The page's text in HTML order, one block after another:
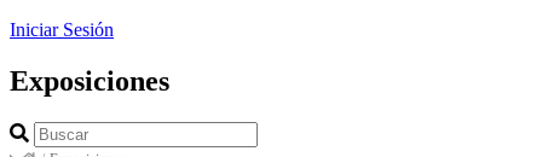
Iniciar Sesión
Exposiciones